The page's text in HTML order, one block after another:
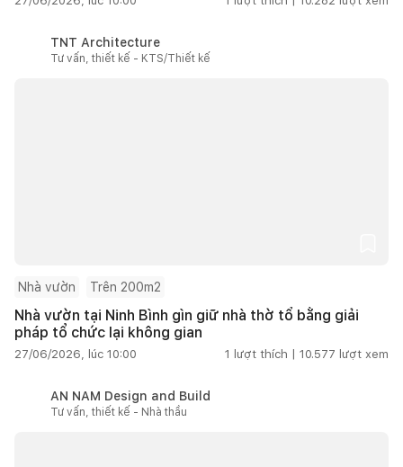
TNT Architecture
Tư vấn, thiết kế - KTS/Thiết kế
Nhà vườn Trên 200m2
Nhà vườn tại Ninh Bình gìn giữ nhà thờ tổ bằng giải
pháp tổ chức lại không gian
27/06/2026, lúc 10:00 1 lượt thích | 10.577 lượt xem
AN NAM Design and Build
Tư vấn, thiết kế - Nhà thầu